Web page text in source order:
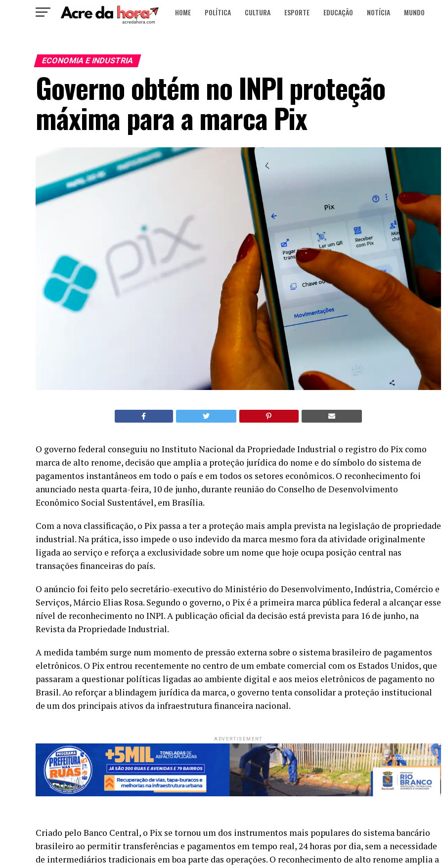
HOME POLÍTICA CULTURA ESPORTE EDUCAÇÃO NOTÍCIA MUNDO
ECONOMIA E INDUSTRIA
Governo obtém no INPI proteção
máxima para a marca Pix
O governo federal conseguiu no Instituto Nacional da Propriedade Industrial o registro do Pix como
marca de alto renome, decisão que amplia a proteção jurídica do nome e do símbolo do sistema de
pagamentos instantâneos em todo o país e em todos os setores econômicos. O reconhecimento foi
anunciado nesta quarta-feira, 10 de junho, durante reunião do Conselho de Desenvolvimento
Econômico Social Sustentável, em Brasília.
Com a nova classificação, o Pix passa a ter a proteção mais ampla prevista na legislação de propriedade
industrial. Na prática, isso impede o uso indevido da marca mesmo fora da atividade originalmente
ligada ao serviço e reforça a exclusividade sobre um nome que hoje ocupa posição central nas
transações financeiras do país.
O anúncio foi feito pelo secretário-executivo do Ministério do Desenvolvimento, Indústria, Comércio e
Serviços, Márcio Elias Rosa. Segundo o governo, o Pix é a primeira marca pública federal a alcançar esse
nível de reconhecimento no INPI. A publicação oficial da decisão está prevista para 16 de junho, na
Revista da Propriedade Industrial.
A medida também surge num momento de pressão externa sobre o sistema brasileiro de pagamentos
eletrônicos. O Pix entrou recentemente no centro de um embate comercial com os Estados Unidos, que
passaram a questionar políticas ligadas ao ambiente digital e aos meios eletrônicos de pagamento no
Brasil. Ao reforçar a blindagem jurídica da marca, o governo tenta consolidar a proteção institucional
de um dos principais ativos da infraestrutura financeira nacional.
ADVERTISEMENT
Criado pelo Banco Central, o Pix se tornou um dos instrumentos mais populares do sistema bancário
brasileiro ao permitir transferências e pagamentos em tempo real, 24 horas por dia, sem a necessidade
de intermediários tradicionais em boa parte das operações. O reconhecimento de alto renome amplia a